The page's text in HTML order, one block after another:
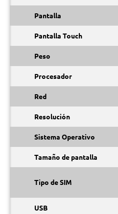
Pantalla
Pantalla Touch
Peso
Procesador
Red
Resolución
Sistema Operativo
Tamaño de pantalla
Tipo de SIM
USB